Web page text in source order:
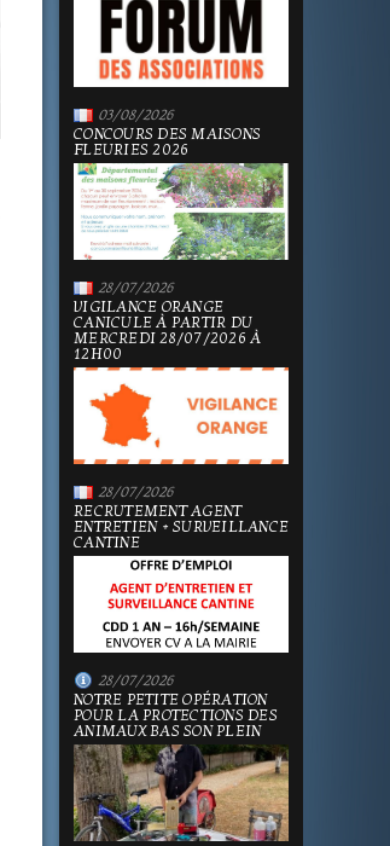
03/08/2026
CONCOURS DES MAISONS
FLEURIES 2026
28/07/2026
VIGILANCE ORANGE
CANICULE À PARTIR DU
MERCREDI 28/07/2026 À
12H00
28/07/2026
RECRUTEMENT AGENT
ENTRETIEN + SURVEILLANCE
CANTINE
28/07/2026
NOTRE PETITE OPÉRATION
POUR LA PROTECTIONS DES
ANIMAUX BAS SON PLEIN